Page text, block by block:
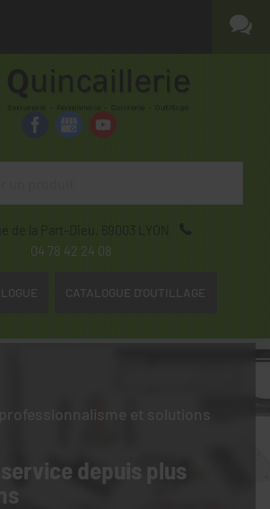
de la Part-Dieu, 69003
LYON
04 78 42 24 08
CATALOGUE D'OUTILLAGE
professionnalisme et solutions
depuis plus